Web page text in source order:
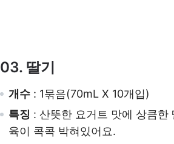
03. 딸기
개수 : 1묶음(70mL X 10개입)
특징 : 산뜻한 요거트 맛에 상큼
육이 콕콕 박혀있어요.